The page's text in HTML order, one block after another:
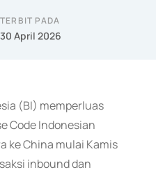
TERBIT PADA
30 April 2026
(BI) memperluas
Code Indonesian
ke China mulai Kamis
inbound dan